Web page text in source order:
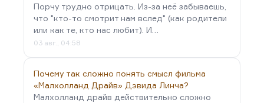
Порчу трудно отрицать. Из-за неё забываешь,
что "кто-то смотрит нам вслед" (как родители
или как те, кто нас любит). И…
03 авг., 04:58
Почему так сложно понять смысл фильма
«Малхолланд Драйв» Дэвида Линча?
Малхолланд драйв действительно сложно